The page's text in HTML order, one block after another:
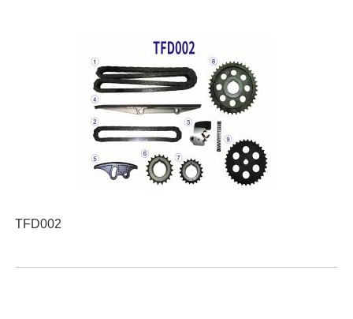
TFD002